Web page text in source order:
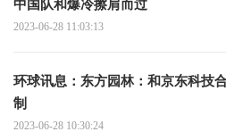
中国队和爆冷擦肩而过
2023-06-28 11:03:13
环球讯息：东方园林：和京东科技
制
2023-06-28 10:30:24